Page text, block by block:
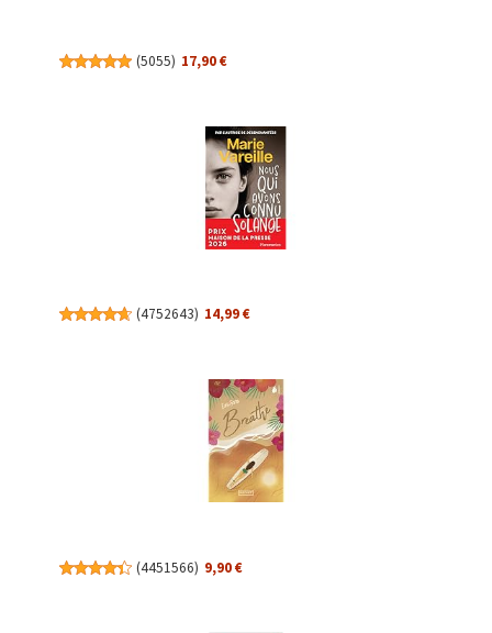
(5055) 17,90 €
(4752643) 14,99 €
(4451566) 9,90 €